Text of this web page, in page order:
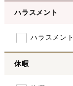
ハラスメント
ハラスメント
休暇